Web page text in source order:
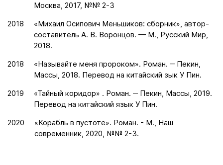
Москва, 2017, №№ 2-3
2018
«Михаил Осипович Меньшиков: сборник», автор-
составитель А. В. Воронцов. — М., Русский Мир,
2018.
2018
«Называйте меня пророком». Роман. ‒ Пекин,
Массы, 2018. Перевод на китайский зык У Пин.
2019
«Тайный коридор» . Роман. ‒ Пекин, Массы, 2019.
Перевод на китайский язык У Пин.
2020
«Корабль в пустоте». Роман. - М., Наш
современник, 2020, №№ 2-3.